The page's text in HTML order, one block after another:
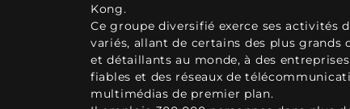
Kong.
Ce groupe diversifié exerce ses activités
variés, allant de certains des plus grands
et détaillants au monde, à des
fiables et des réseaux de
multimédias de premier plan.